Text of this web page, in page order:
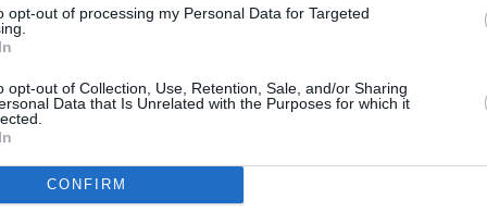
opt-out of processing my Personal Data for Targeted
opt-out of Collection, Use, Retention, Sale, and/or Sharing
Data that Is Unrelated with the Purposes for which it
CONFIRM